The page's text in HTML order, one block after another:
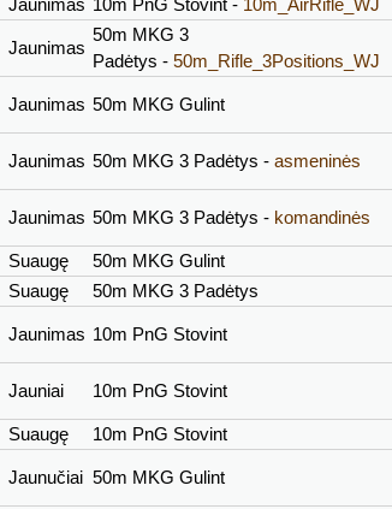
Jaunimas 10m PnG Stovint - 10m_AirRifle_WJ
Jaunimas
50m MKG 3
Padėtys - 50m_Rifle_3Positions_WJ
Jaunimas 50m MKG Gulint
Jaunimas 50m MKG 3 Padėtys - asmeninės
Jaunimas 50m MKG 3 Padėtys - komandinės
Suaugę 50m MKG Gulint
Suaugę 50m MKG 3 Padėtys
Jaunimas 10m PnG Stovint
Jauniai 10m PnG Stovint
Suaugę 10m PnG Stovint
Jaunučiai 50m MKG Gulint